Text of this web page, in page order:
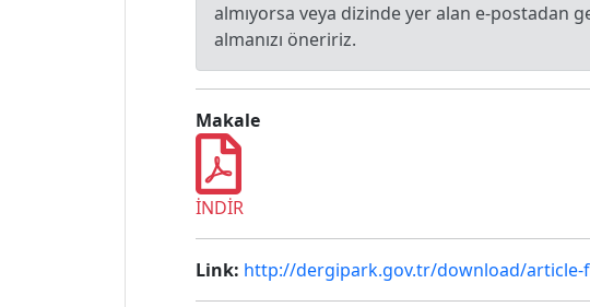
almıyorsa veya dizinde yer alan e-postadan
almanızı öneririz.
Makale
İNDİR
Link: http://dergipark.gov.tr/download/article-